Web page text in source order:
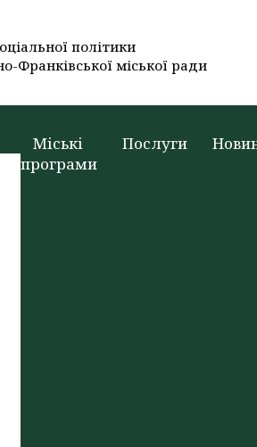
політики
Франківської міської ради
Міські
програми
Послуги